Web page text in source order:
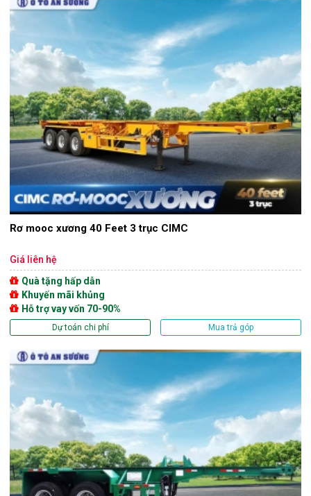
Rơ mooc xương 40 Feet 3 trục CIMC
Giá liên hệ
Quà tặng hấp dẫn
Khuyến mãi khủng
Hỗ trợ vay vốn 70-90%
Dự toán chi phí Mua trả góp